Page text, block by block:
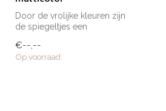
Door de vrolijke kleuren zijn
de spiegeltjes een
"po...
€--,--
Op voorraad